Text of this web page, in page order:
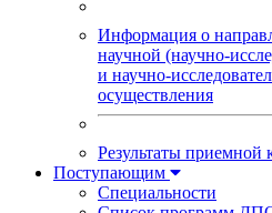
Информация о
научной (научно-
и научно-
осуществления
Результаты приемной
Поступающим
Специальности